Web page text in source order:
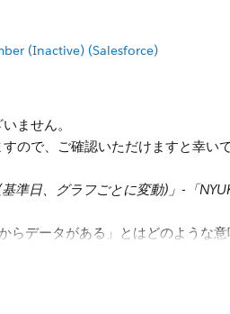
(Inactive) (Salesforce)
ません。
ので、ご確認いただけますと幸いで
準日、グラフごとに変動)」-「
らデータがある」とはどのような
れば分かりますが、前"から"と書い